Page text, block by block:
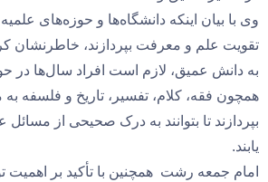
وی با بیان اینکه دانشگاه‌ها و حوزه‌های علمیه
تقویت علم و معرفت بپردازند، خاطرنشان
به دانش عمیق، لازم است افراد سال‌ها در
همچون فقه، کلام، تفسیر، تاریخ و فلسفه
بپردازند تا بتوانند به درک صحیحی از
یابند.
امام جمعه رشت همچنین با تأکید بر اهمیت